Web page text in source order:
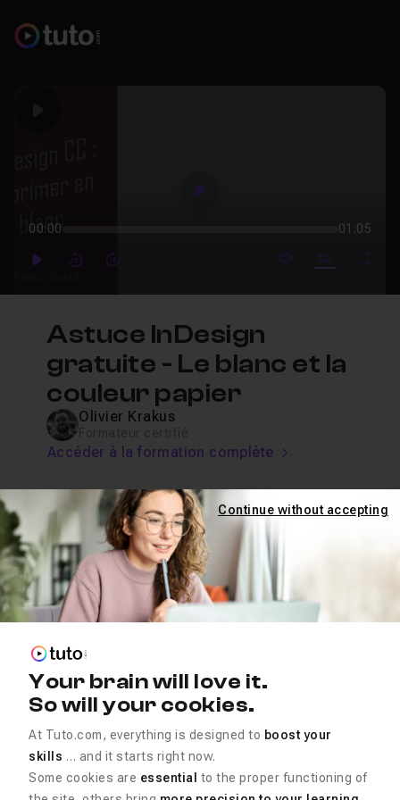
Play
00:00 01:05
PlayForwardForward mute video
Subtitles
Astuce InDesign
gratuite - Le blanc et la
couleur papier
Olivier Krakus
Accéder à la formation complète